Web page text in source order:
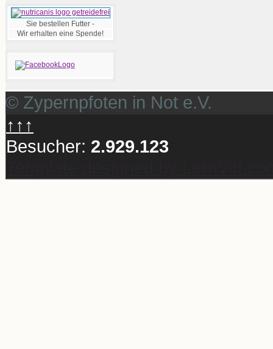
Sie bestellen Futter -
Wir erhalten eine Spende!
© Zypernpfoten in Not e.V.
↑↑↑
Besucher: 2.929.123